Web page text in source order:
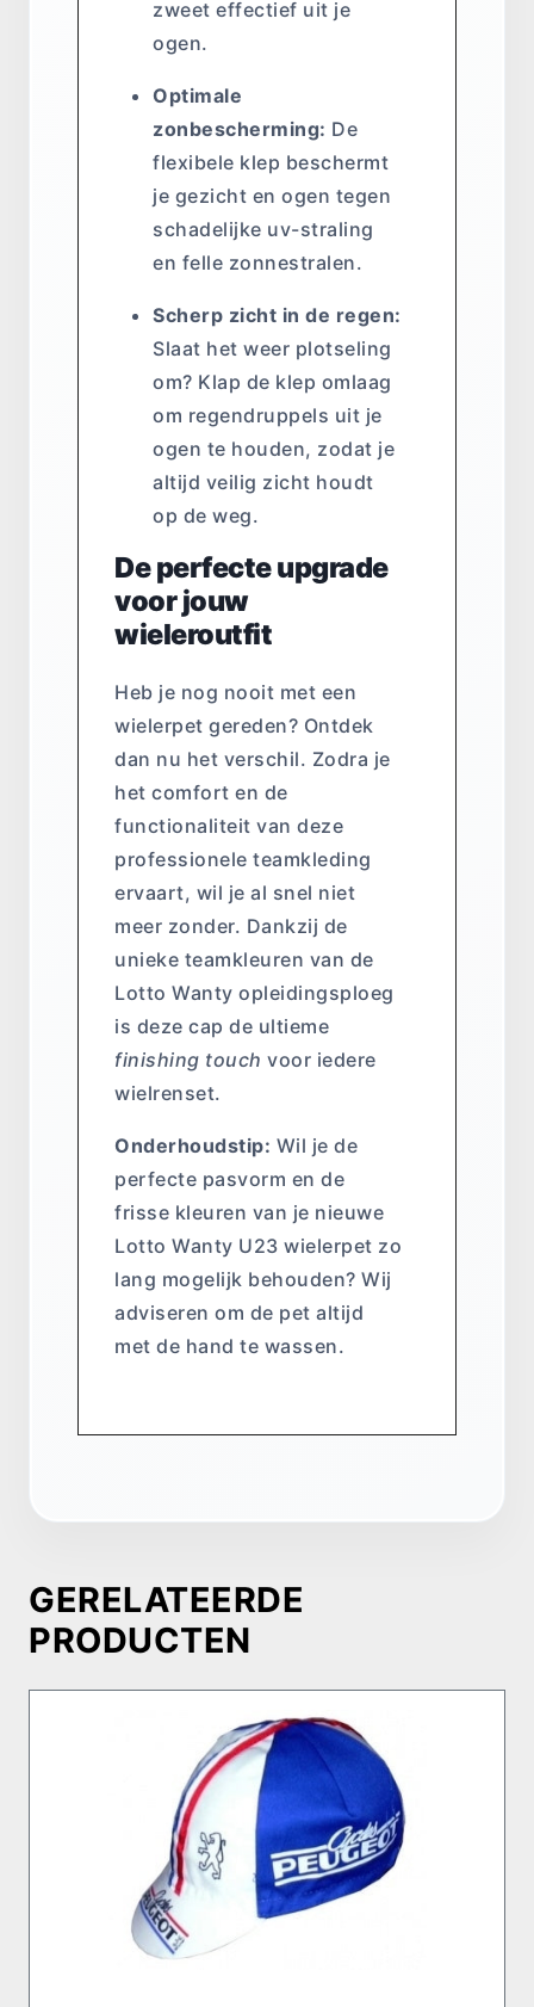
zweet effectief uit je
ogen.
Optimale
zonbescherming: De
flexibele klep beschermt
je gezicht en ogen tegen
schadelijke uv-straling
en felle zonnestralen.
Scherp zicht in de regen:
Slaat het weer plotseling
om? Klap de klep omlaag
om regendruppels uit je
ogen te houden, zodat je
altijd veilig zicht houdt
op de weg.
De perfecte upgrade
voor jouw
wieleroutfit
Heb je nog nooit met een
wielerpet gereden? Ontdek
dan nu het verschil. Zodra je
het comfort en de
functionaliteit van deze
professionele teamkleding
ervaart, wil je al snel niet
meer zonder. Dankzij de
unieke teamkleuren van de
Lotto Wanty opleidingsploeg
is deze cap de ultieme
finishing touch voor iedere
wielrenset.
Onderhoudstip: Wil je de
perfecte pasvorm en de
frisse kleuren van je nieuwe
Lotto Wanty U23 wielerpet zo
lang mogelijk behouden? Wij
adviseren om de pet altijd
met de hand te wassen.
GERELATEERDE
PRODUCTEN